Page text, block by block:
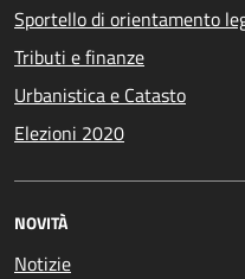
Sportello di orientamento
Tributi e finanze
Urbanistica e Catasto
Elezioni 2020
NOVITÀ
Notizie